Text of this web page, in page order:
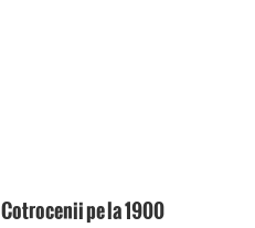
Cotrocenii pe la 1900